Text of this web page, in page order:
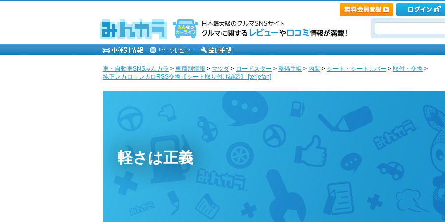
車・自動車SNSみんカラ > 車種別情報 > マツダ > ロードスター > 整備手帳 > 内装 > シート・シートカバー > 取付・交換 >
純正レカロ→レカロRSS交換【シート取り付け編②】 [terjefan]
軽さは正義